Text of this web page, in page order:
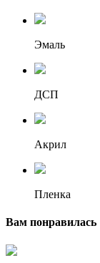
Эмаль
ДСП
Акрил
Пленка
Вам понравилась